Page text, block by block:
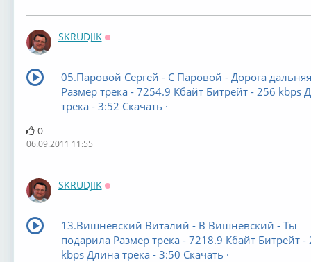
SKRUDJIK
05.Паровой Сергей - С Паровой - Дорога дальняя
Размер трека - 7254.9 Кбайт Битрейт - 256 kbps
трека - 3:52 Скачать ·
0
06.09.2011 11:55
SKRUDJIK
13.Вишневский Виталий - В Вишневский - Ты
подарила Размер трека - 7218.9 Кбайт Битрейт -
kbps Длина трека - 3:50 Скачать ·